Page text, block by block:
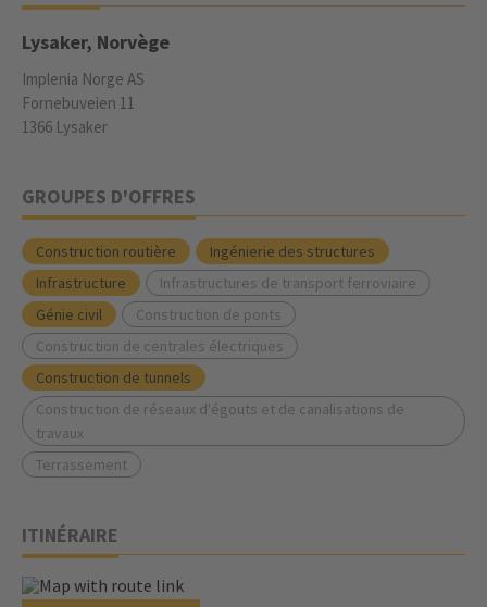
Lysaker, Norvège
Implenia Norge AS
Fornebuveien 11
1366 Lysaker
GROUPES D'OFFRES
Construction routière
Ingénierie des structures
Infrastructure
Infrastructures de transport ferroviaire
Génie civil
Construction de ponts
Construction de centrales électriques
Construction de tunnels
Construction de réseaux d'égouts et de canalisations de
travaux
Terrassement
ITINÉRAIRE